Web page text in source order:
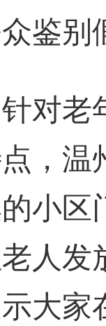
鉴别
老
，温
小区
人发
大家